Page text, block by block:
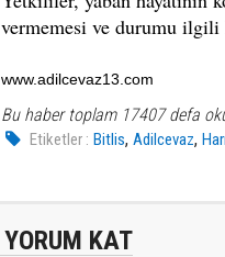
vermemesi ve durumu
www.adilcevaz13.com
Bu haber toplam 17407 defa
Etiketler : Bitlis,Adilcevaz,
YORUM KAT